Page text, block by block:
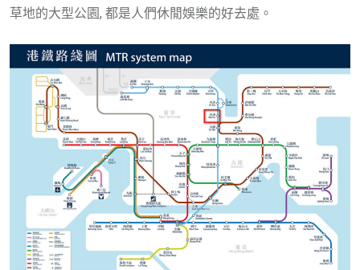
草地的大型公園, 都是人們休閒娛樂的好去處。